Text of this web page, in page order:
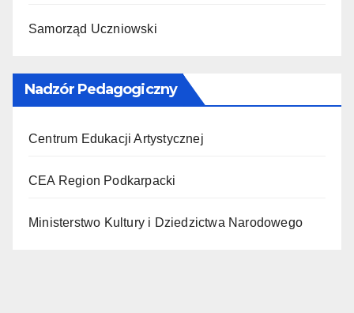
Samorząd Uczniowski
Nadzór Pedagogiczny
Centrum Edukacji Artystycznej
CEA Region Podkarpacki
Ministerstwo Kultury i Dziedzictwa Narodowego